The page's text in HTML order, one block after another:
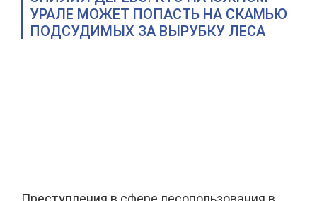
УРАЛЕ МОЖЕТ ПОПАСТЬ НА СКАМЬЮ
ПОДСУДИМЫХ ЗА ВЫРУБКУ ЛЕСА